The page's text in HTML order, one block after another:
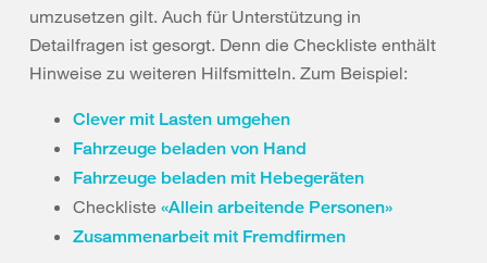
umzusetzen gilt. Auch für Unterstützung in
Detailfragen ist gesorgt. Denn die Checkliste enthält
Hinweise zu weiteren Hilfsmitteln. Zum Beispiel:
Clever mit Lasten umgehen
Fahrzeuge beladen von Hand
Fahrzeuge beladen mit Hebegeräten
Checkliste «Allein arbeitende Personen»
Zusammenarbeit mit Fremdfirmen